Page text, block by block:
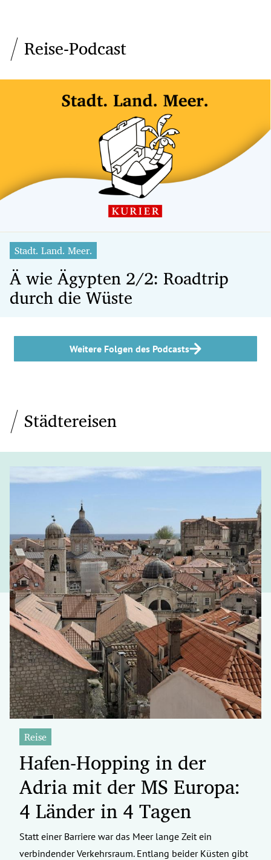
Reise-Podcast
Stadt. Land. Meer.
Ä wie Ägypten 2/2: Roadtrip
durch die Wüste
Weitere Folgen des Podcasts
Städtereisen
Reise
Hafen-Hopping in der
Adria mit der MS Europa:
4 Länder in 4 Tagen
Statt einer Barriere war das Meer lange Zeit ein
verbindender Verkehrsraum. Entlang beider Küsten gibt